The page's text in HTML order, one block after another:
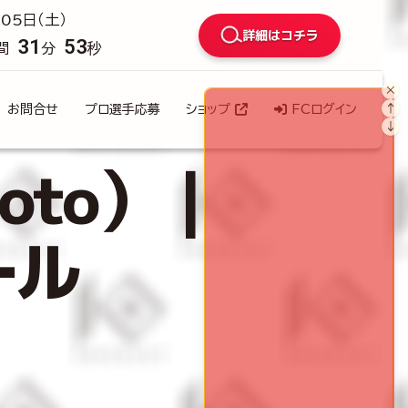
（土）
31 分 52秒
詳細はコチラ
お問合せ プロ選手応募 ショップ FCログイン
）｜
×
↑
↓